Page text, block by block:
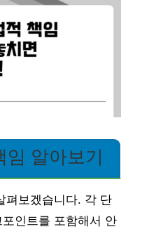
알아보기
펴보겠습니다. 각 단
인트를 포함해서 안